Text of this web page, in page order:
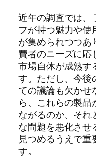
近年の調査では、
フが持つ魅力や使
が集められつつあ
費者のニーズに応
市場自体が成熟す
す。ただし、今後
ての議論も欠かせ
ら、これらの製
ながるのか、それ
な問題を悪化させ
見つめるうえで重
す。